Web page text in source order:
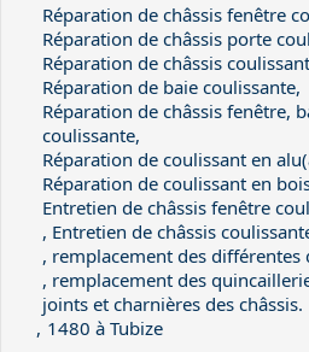
Réparation de châssis fenêtre
Réparation de châssis porte
Réparation de châssis
Réparation de baie coulissante,
Réparation de châssis fenêtre,
coulissante,
Réparation de coulissant en
Réparation de coulissant en
Entretien de châssis fenêtre
, Entretien de châssis
, remplacement des différentes
, remplacement des
joints et charnières des châssis.
, 1480 à Tubize